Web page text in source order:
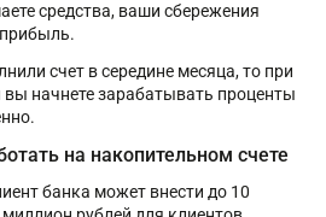
средства, ваши сбережения
счет в середине месяца, то при
начнете зарабатывать проценты
на накопительном счете
банка может внести до 10